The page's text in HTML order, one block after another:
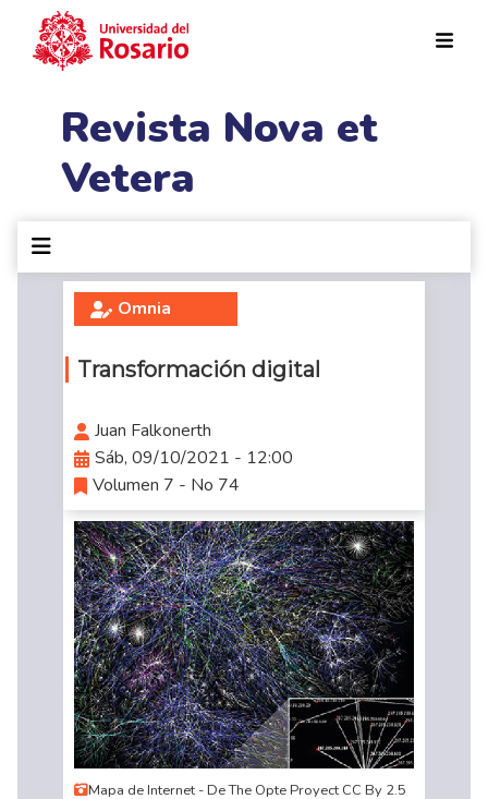
Revista Nova et
Vetera
Omnia
Transformación digital
Juan Falkonerth
Sáb, 09/10/2021 - 12:00
Volumen 7 - No 74
Mapa de Internet - De The Opte Proyect CC By 2.5